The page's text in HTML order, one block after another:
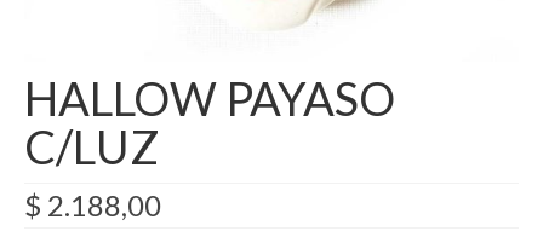
HALLOW PAYASO
C/LUZ
$ 2.188,00